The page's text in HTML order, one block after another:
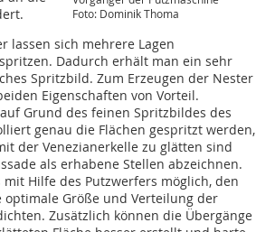
Foto: Dominik Thoma
lassen sich mehrere Lagen
Dadurch erhält man ein sehr
Spritzbild. Zum Erzeugen der Nester
Eigenschaften von Vorteil.
Grund des feinen Spritzbildes des
genau die Flächen gespritzt werden,
der Venezianerkelle zu glätten sind
als erhabene Stellen abzeichnen.
Hilfe des Putzwerfers möglich, den
Größe und Verteilung der
Zusätzlich können die Übergänge